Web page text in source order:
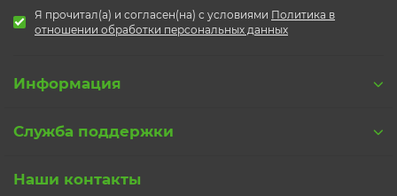
Я прочитал(а) и согласен(на) с условиями Политика в
отношении обработки персональных данных
Информация
Служба поддержки
Наши контакты